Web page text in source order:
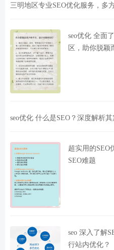
三明地区专业SEO优化服务，多
seo优化 全面
区，助你脱颖
seo优化 什么是SEO？深度解析
超实用的SEO
SEO难题
seo 深入了解
行站内优化？